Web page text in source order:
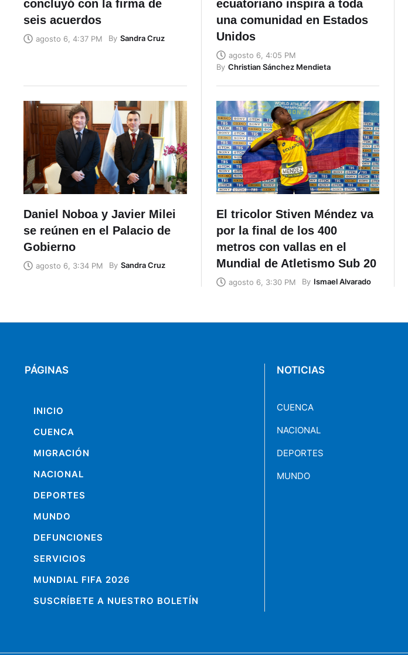
concluyó con la firma de
seis acuerdos
agosto 6, 4:37 PM By Sandra Cruz
ecuatoriano inspira a toda
una comunidad en Estados
Unidos
agosto 6, 4:05 PM
By Christian Sánchez Mendieta
Daniel Noboa y Javier Milei
se reúnen en el Palacio de
Gobierno
agosto 6, 3:34 PM By Sandra Cruz
El tricolor Stiven Méndez va
por la final de los 400
metros con vallas en el
Mundial de Atletismo Sub 20
agosto 6, 3:30 PM By Ismael Alvarado
PÁGINAS
INICIO
CUENCA
MIGRACIÓN
NACIONAL
DEPORTES
MUNDO
DEFUNCIONES
SERVICIOS
MUNDIAL FIFA 2026
SUSCRÍBETE A NUESTRO BOLETÍN
NOTICIAS
CUENCA
NACIONAL
DEPORTES
MUNDO